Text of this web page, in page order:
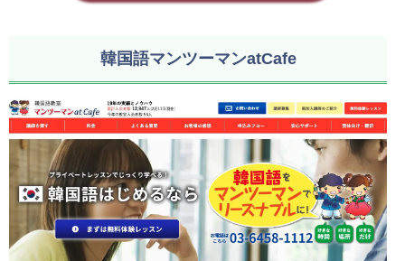
韓国語マンツーマンatCafe